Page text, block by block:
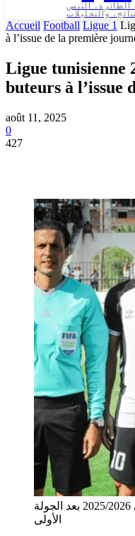
الطائرة، التنس
والتحليلات
Accueil Football Ligue 1
à l’issue de la première
Ligue tunisienne
buteurs à l’issue
août 11, 2025
0
427
ترتيب هدافي الدوري التونسي 2025/2026 بعد الجولة
الأولى